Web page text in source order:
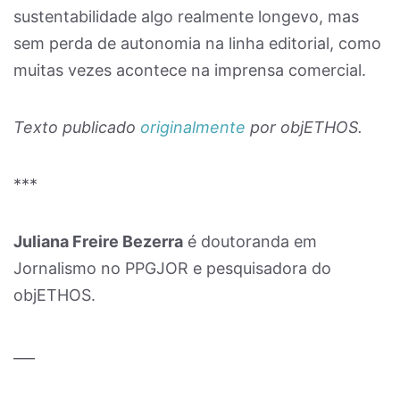
sustentabilidade algo realmente longevo, mas
sem perda de autonomia na linha editorial, como
muitas vezes acontece na imprensa comercial.
Texto publicado originalmente por objETHOS.
***
Juliana Freire Bezerra é doutoranda em
Jornalismo no PPGJOR e pesquisadora do
objETHOS.